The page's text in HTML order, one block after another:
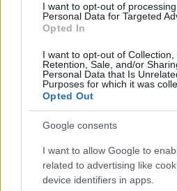
I want to opt-out of
Personal Data for Targeted
Opted In
I want to opt-out of Collection,
Retention, Sale, and/or
Personal Data that Is
Purposes for which it was
Opted Out
Google consents
I want to allow Google to
related to advertising like
device identifiers in apps.
többek között arról írt ismét,
lesz kész, ha elkészül, és
fog béta helyett gameplayt,
asseteket mutatni a játékból,
van a teljes megjelenéstől,
A játék alkotójának
mutatnának nem éppen
akkor az olyan anyag lenne,